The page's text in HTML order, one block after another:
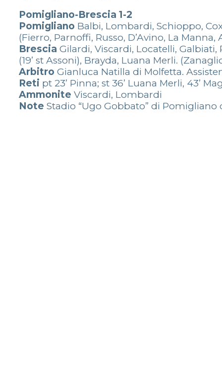
Pomigliano-Brescia 1-2
Pomigliano Balbi, Lombardi, Schioppo,
(Fierro, Parnoffi, Russo, D’Avino, La
Brescia Gilardi, Viscardi, Locatelli, Galbiati,
(19’ st Assoni), Brayda, Luana Merli.
Arbitro Gianluca Natilla di Molfetta.
Reti pt 23’ Pinna; st 36’ Luana Merli, 43’
Ammonite Viscardi, Lombardi
Note Stadio “Ugo Gobbato” di Pomigliano